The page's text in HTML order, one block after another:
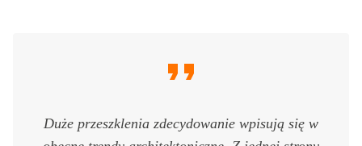
Duże przeszklenia zdecydowanie wpisują się w